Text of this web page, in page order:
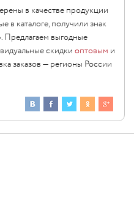
в качестве продукции
в каталоге, получили знак
Предлагаем выгодные
скидки оптовым и
заказов — регионы России